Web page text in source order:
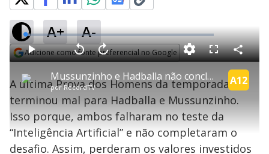
A+ A-
Adicione como fonte preferencial no Google
P
l
Mussunzinho e Hadballa não concluem Prova dos Homens | Power Couple Brasil 6
por RecordTV
A12
P V
t
a
r
1
e
g
n
d
s
A
a
n
ç
a
1
s
e
u
n
o
L
o
a
d
e
:
2
.
4
8
%
F
s
c
r
n
C
o
m
p
a
l
A última Prova dos Homens da temporada
terminou mal para Hadballa e Mussunzinho.
Isso porque, ambos falharam no teste da
“Inteligência Artificial” e não completaram o
desafio. Assim, perderam os valores investidos